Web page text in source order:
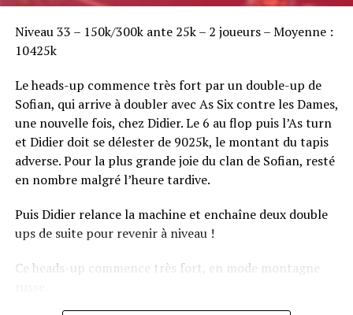
Niveau 33 – 150k/300k ante 25k – 2 joueurs – Moyenne :
10425k
Le heads-up commence très fort par un double-up de
Sofian, qui arrive à doubler avec As Six contre les Dames,
une nouvelle fois, chez Didier. Le 6 au flop puis l’As turn
et Didier doit se délester de 9025k, le montant du tapis
adverse. Pour la plus grande joie du clan de Sofian, resté
en nombre malgré l’heure tardive.
Puis Didier relance la machine et enchaîne deux double
ups de suite pour revenir à niveau !
Ce heads-up commence très fort, en mode montagne